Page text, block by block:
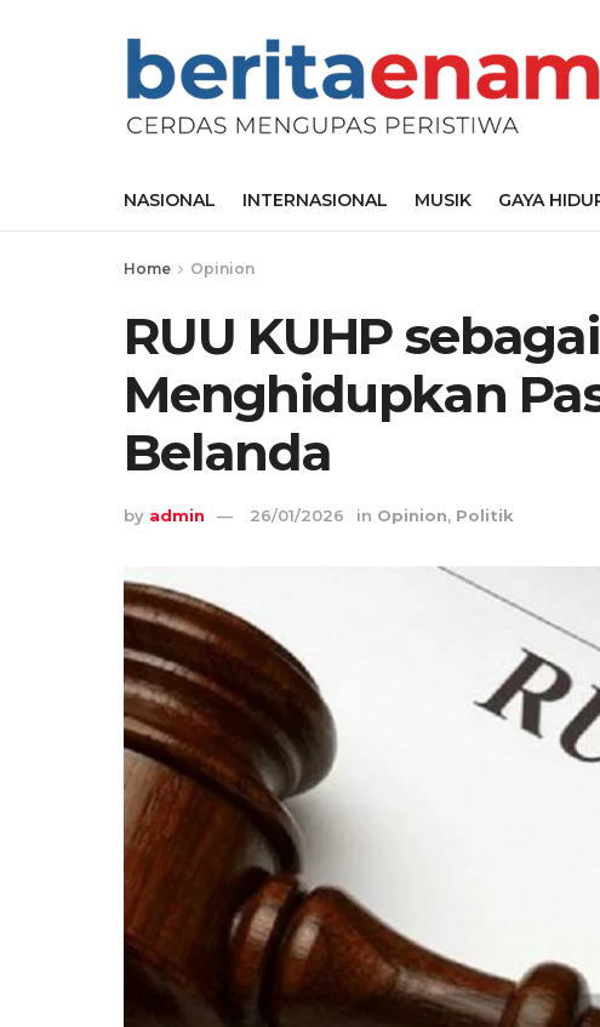
NASIONAL INTERNASIONAL MUSIK GAYA
Home Opinion
RUU KUHP
Menghidupkan
Belanda
by admin 26/01/2026 in Opinion, Politik